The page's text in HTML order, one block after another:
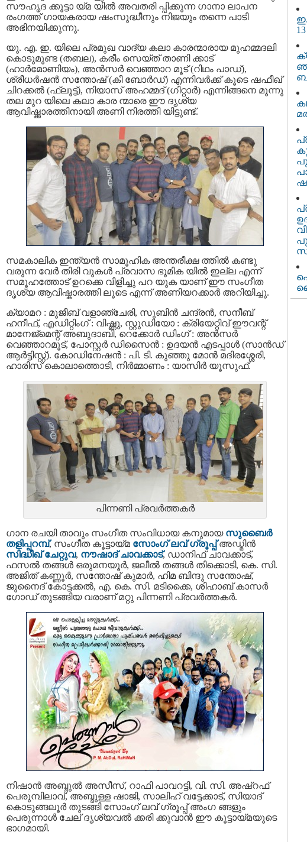
സൗഹൃദ ക്കൂട്ടാ യ്മ യിൽ അവതരി പ്പിക്കുന്ന ഗാനാ ലാപന
രംഗത്ത് ഗായകരായ ഷംസുദ്ധീനും നിജയും തന്നെ പാടി
അഭിനയിക്കുന്നു.
യു. എ. ഇ. യിലെ പ്രമുഖ വാദ്യ കലാ കാരന്മാരായ മുഹമ്മദലി
കൊടുമുണ്ട (തബല), കരീം സെയ്ത് താണി ക്കാട്
(ഹാർമോണിയം), അൻസർ വെഞ്ഞാറ മൂട് (റിഥം പാഡ്),
ശ്രീധർഷൻ സന്തോഷ് (കീ ബോർഡ്) എന്നിവർക്ക് കൂടെ ഷഫീഖ്
ചിറക്കൽ (ഫ്ലൂട്ട്), നിയാസ് അഹമ്മദ് (ഗിറ്റാർ) എന്നിങ്ങനെ മൂന്നു
തല മുറ യിലെ കലാ കാര ന്മാരെ ഈ ദൃശ്യ
ആവിഷ്ക്കാരത്തിനായി അണി നിരത്തി യിട്ടുണ്ട്.
സമകാലിക ഇന്ത്യൻ സാമൂഹിക അന്തരീക്ഷ ത്തിൽ കണ്ടു
വരുന്ന വേർ തിരി വുകൾ പ്രവാസ ഭൂമിക യിൽ ഇല്ല എന്ന്
സമൂഹത്തോട് ഉറക്കെ വിളിച്ചു പറ യുക യാണ് ഈ സംഗീത
ദൃശ്യ ആവിഷ്കാരത്തി ലൂടെ എന്ന് അണിയറക്കാർ അറിയിച്ചു.
ക്യാമറ : മുജീബ് വളാഞ്ചേരി, സുബിൻ ചന്ദ്രൻ, സനീബ്
ഹനീഫ്, എഡിറ്റിംഗ് : വിഷ്ണു, സ്റ്റുഡിയോ : ക്രിയേറ്റിവ് ഈവന്റ്
മാനേജ്മെന്റ് അബുദാബി, റെക്കോർ ഡിംഗ് : അൻസർ
വെഞ്ഞാറമൂട്, പോസ്റ്റർ ഡിസൈൻ : ഉദയൻ എടപ്പാൾ (സാൻഡ്
ആർട്ടിസ്റ്റ്). കോഡിനേഷൻ : പി. ടി. കുഞ്ഞു മോൻ മദിരശ്ശേരി,
ഹാരിസ് കൊലാത്തൊടി, നിർമ്മാണം : യാസിർ യൂസുഫ്.
പിന്നണി പ്രവര്‍ത്തകര്‍
ഗാന രചയി താവും സംഗീത സംവിധായ കനുമായ സുബൈർ
തളിപ്പറമ്പ്, സംഗീത കൂട്ടായ്മ സോംഗ് ലവ് ഗ്രൂപ്പ്അഡ്മിൻ
സിദ്ധീഖ് ചേറ്റുവ, നൗഷാദ് ചാവക്കാട്, ഡാനിഫ് ചാവക്കാട്,
ഫസൽ തങ്ങൾ ഒരുമനയൂർ, ജലീൽ തങ്ങൾ തിക്കൊടി, കെ. സി.
അജിത് കണ്ണൂർ, സന്തോഷ് കുമാർ, ഹിമ ബിന്ദു സന്തോഷ്,
ജുനൈദ് കോട്ടക്കൽ, എ. കെ. സി. മടിക്കൈ, ശിഹാബ് കാസർ
ഗോഡ് തുടങ്ങിയ വരാണ് മറ്റു പിന്നണി പ്രവർത്തകർ.
നിഷാൻ അബ്ദുൽ അസീസ്, റാഫി പാവറട്ടി, വി. സി. അഷ്‌റഫ്
പെരുമ്പിലാവ്, അബ്ദുള്ള ഷാജി, സാലിഹ് വട്ടേക്കാട്, സിയാദ്
കൊടുങ്ങലൂർ തുടങ്ങി സോംഗ് ലവ് ഗ്രൂപ്പ് അംഗ ങ്ങളും
പെരുന്നാൾ ചേല് ദൃശ്യവൽ ക്കരി ക്കുവാൻ ഈ കൂട്ടായ്മയുടെ
ഭാഗമായി.